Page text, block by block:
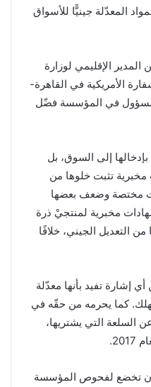
دخول المواد المعدّلة جينيًّا للأسواق
الإقليمي لوزارة
الأمريكية في القاهرة-
مسؤول في المؤسسة فضّل
إلى السوق، بل
تثبت خلوها من
مختصة وضعف بعضها
مخبرية لمنتجيْ ذرة
التعديل الجيني، خلافًا
على 18علبة من أي إشارة تفيد بأنها معدّلة
كما يحرمه من حقّه في
التي يشتريها،
أن تخضع لفحوص المؤسسة